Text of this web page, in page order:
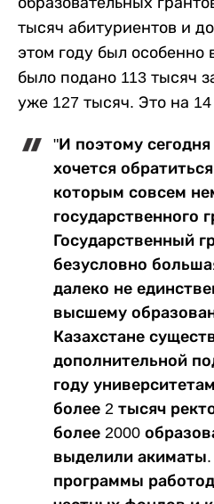
тысяч абитуриентов и
этом году был особенно
было подано 113 тысяч
уже 127 тысяч. Это на
"И поэтому
хочется
которым совсем
государственного
Государственный
безусловно
далеко не
высшему
Казахстане
дополнительной
году
более 2 тысяч
более 2000
выделили
программы